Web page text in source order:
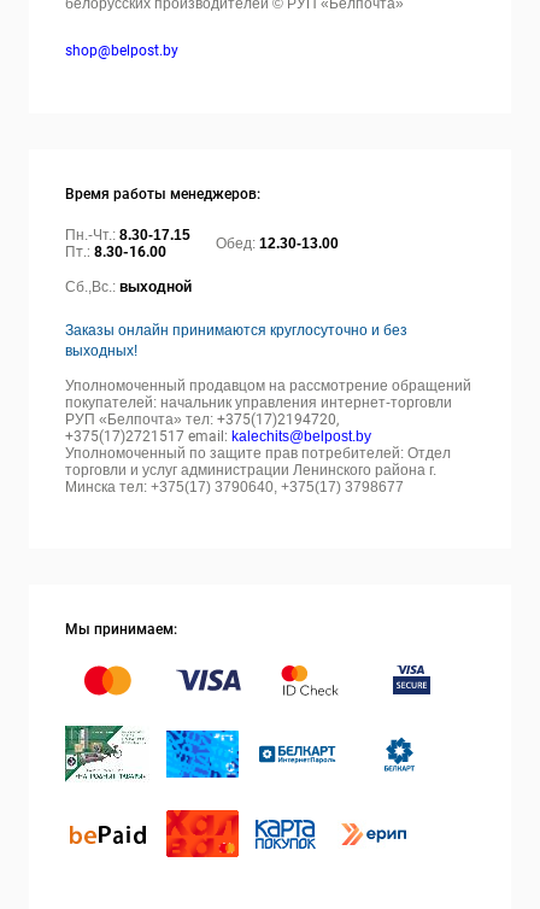
белорусских производителей © РУП «Белпочта»
shop@belpost.by
Время работы менеджеров:
Пн.-Чт.: 8.30-17.15
Пт.: 8.30-16.00 Обед: 12.30-13.00
Сб.,Вс.: выходной
Заказы онлайн принимаются круглосуточно и без
выходных!
Уполномоченный продавцом на рассмотрение обращений
покупателей: начальник управления интернет-торговли
РУП «Белпочта» тел: +375(17)2194720,
+375(17)2721517 email: kalechits@belpost.by
Уполномоченный по защите прав потребителей: Отдел
торговли и услуг администрации Ленинского района г.
Минска тел: +375(17) 3790640, +375(17) 3798677
Мы принимаем: